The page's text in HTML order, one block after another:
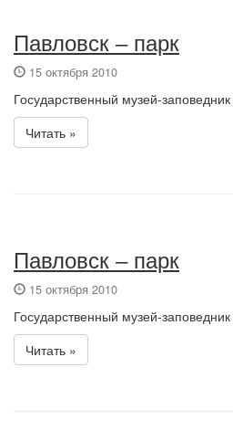
Павловск – парк
15 октября 2010
Государственный музей-
Читать »
Павловск – парк
15 октября 2010
Государственный музей-
Читать »